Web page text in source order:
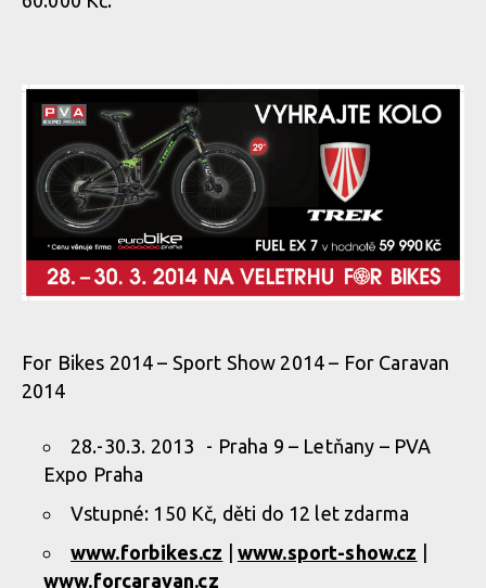
For Bikes 2014 – Sport Show 2014 – For Caravan
2014
28.-30.3. 2013 - Praha 9 – Letňany – PVA
Expo Praha
Vstupné: 150 Kč, děti do 12 let zdarma
www.forbikes.cz
www.sport-show.cz
www.forcaravan.cz